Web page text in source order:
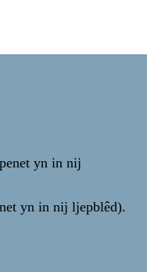
yn in nij
yn in nij ljepblêd).